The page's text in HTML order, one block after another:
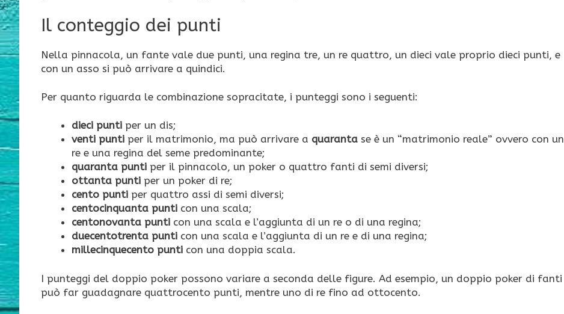
Il conteggio dei punti
Nella pinnacola, un fante vale due punti, una regina tre, un re quattro, un dieci vale proprio dieci punti, e
con un asso si può arrivare a quindici.
Per quanto riguarda le combinazione sopracitate, i punteggi sono i seguenti:
dieci punti per un dis;
venti punti per il matrimonio, ma può arrivare a quaranta se è un “matrimonio reale” ovvero con un
re e una regina del seme predominante;
quaranta punti per il pinnacolo, un poker o quattro fanti di semi diversi;
ottanta punti per un poker di re;
cento punti per quattro assi di semi diversi;
centocinquanta punti con una scala;
centonovanta punti con una scala e l’aggiunta di un re o di una regina;
duecentotrenta punti con una scala e l’aggiunta di un re e di una regina;
millecinquecento punti con una doppia scala.
I punteggi del doppio poker possono variare a seconda delle figure. Ad esempio, un doppio poker di fanti
può far guadagnare quattrocento punti, mentre uno di re fino ad ottocento.